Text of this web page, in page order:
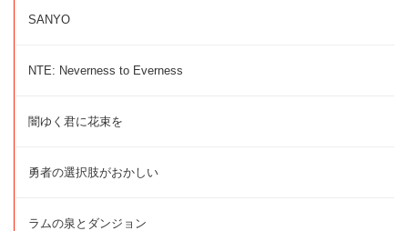
SANYO
NTE: Neverness to Everness
闇ゆく君に花束を
勇者の選択肢がおかしい
ラムの泉とダンジョン